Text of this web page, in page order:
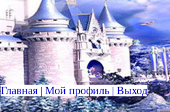
Главная | Мой профиль | Выход